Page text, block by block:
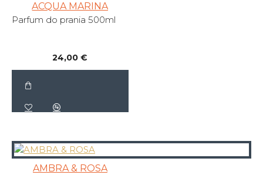
ACQUA MARINA
Parfum do prania 500ml
24,00 €
AMBRA & ROSA